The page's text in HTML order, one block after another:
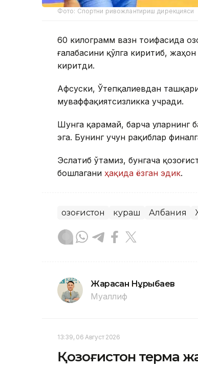
Фото: Спортни ривожлантириш дирекцияси
60 килограмм вазн тоифасида
ғалабасини қўлга киритиб,
киритди.
Афсуски, Ўтепқалиевдан
муваффақиятсизликка учради.
Шунга қарамай, барча уларнинг
эга. Бунинг учун рақиблар
Эслатиб ўтамиз, бунгача
бошлагани ҳақида ёзган эдик.
Қозоғистон кураш Албания
Жарасқан Нұрыбаев
Муаллиф
13:39, 06 Август 2026
Қозоғистон терма